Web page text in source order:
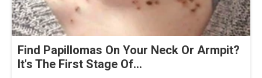
Find Papillomas On Your Neck Or Armpit?
It's The First Stage Of...